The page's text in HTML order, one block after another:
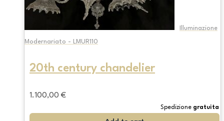
Illuminazione
Modernariato - LMUR110
20th century chandelier
1.100,00 €
Spedizione gratuita